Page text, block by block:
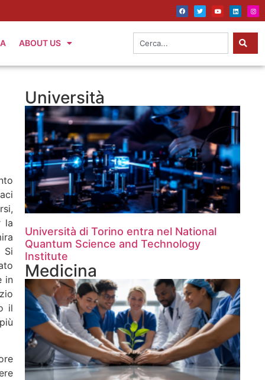
ABOUT US
la
Si
in
il
Università
Università di Torino entra nel National
Quantum Science and Technology
Institute
Medicina